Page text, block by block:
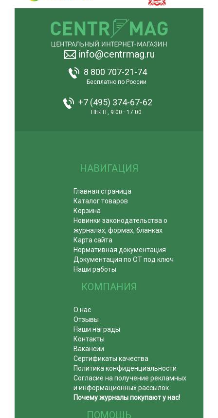
info@centrmag.ru
8 800 707-21-74
Бесплатно по России
+7 (495) 374-67-62
ПН-ПТ, 9:00—17:00
НАВИГАЦИЯ
Главная страница
Каталог товаров
Корзина
Новинки законодательства о
журналах, формах, бланках
Карта сайта
Нормативная документация
Документация по ОТ под ключ
Наши работы
КОМПАНИЯ
О нас
Отзывы
Наши награды
Контакты
Вакансии
Сертификаты качества
Политика конфиденциальности
Согласие на получение рекламных
и информационных рассылок
Почему журналы покупают у нас!
ПОМОЩЬ